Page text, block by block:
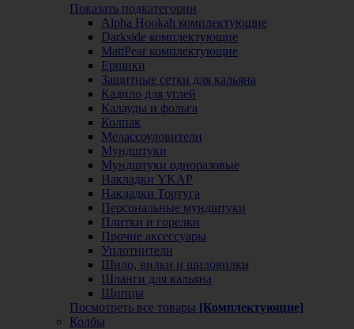
Показать подкатегории
Alpha Hookah комплектующие
Darkside комплектующие
MattPear комплектующие
Ершики
Защитные сетки для кальяна
Кадило для углей
Калауды и фольга
Колпак
Мелассоуловители
Мундштуки
Мундштуки одноразовые
Накладки YKAP
Накладки Тортуга
Персональные мундштуки
Плитки и горелки
Прочие аксессуары
Уплотнители
Шило, вилки и шиловилки
Шланги для кальяна
Щипцы
Посмотреть все товары [Комплектующие]
Колбы